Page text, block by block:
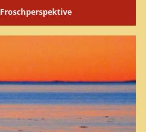
Froschperspektive